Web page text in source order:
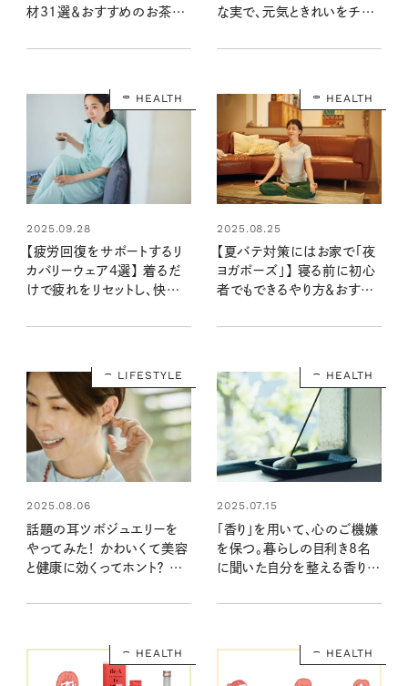
材31選＆おすすめのお茶や
な実で、元気ときれいをチャ
HEALTH
2025.09.28
【疲労回復をサポートするリ
カバリーウェア4選】 着るだ
けで疲れをリセットし、快適＆
必需品は？
HEALTH
2025.08.25
【夏バテ対策にはお家で「夜
ヨガポーズ」】 寝る前に初心
者でもできるやり方＆おすす
LIFESTYLE
2025.08.06
話題の耳ツボジュエリーを
やってみた！ かわいくて美容
と健康に効くってホント？ リフ
幅広くケア
HEALTH
2025.07.15
「香り」を用いて、心のご機嫌
を保つ。暮らしの目利き8名
に聞いた自分を整える香りと
HEALTH HEALTH